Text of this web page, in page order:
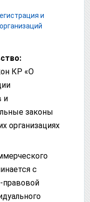
и
КР «О
и
законы
организациях
с
правовой